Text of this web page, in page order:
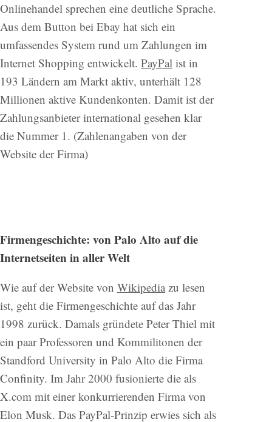
Onlinehandel sprechen eine deutliche Sprache.
Aus dem Button bei Ebay hat sich ein
umfassendes System rund um Zahlungen im
Internet Shopping entwickelt. PayPal ist in
193 Ländern am Markt aktiv, unterhält 128
Millionen aktive Kundenkonten. Damit ist der
Zahlungsanbieter international gesehen klar
die Nummer 1. (Zahlenangaben von der
Website der Firma)
Firmengeschichte: von Palo Alto auf die
Internetseiten in aller Welt
Wie auf der Website von Wikipedia zu lesen
ist, geht die Firmengeschichte auf das Jahr
1998 zurück. Damals gründete Peter Thiel mit
ein paar Professoren und Kommilitonen der
Standford University in Palo Alto die Firma
Confinity. Im Jahr 2000 fusionierte die als
X.com mit einer konkurrierenden Firma von
Elon Musk. Das PayPal-Prinzip erwies sich als